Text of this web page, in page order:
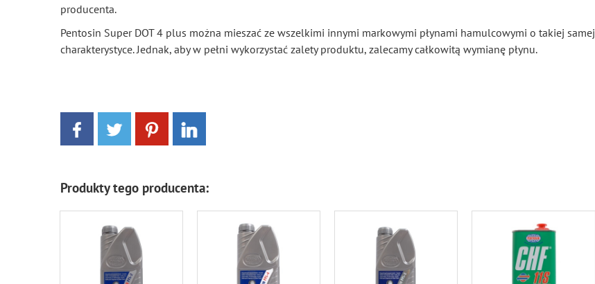
producenta.
Pentosin Super DOT 4 plus można mieszać ze wszelkimi innymi markowymi płynami hamulcowymi o takiej samej
charakterystyce. Jednak, aby w pełni wykorzystać zalety produktu, zalecamy całkowitą wymianę płynu.
Produkty tego producenta: